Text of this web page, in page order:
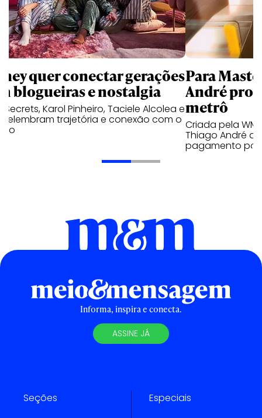
quer conectar gerações
blogueiras e nostalgia
Secrets, Karol Pinheiro, Taciele Alcolea e
relembram trajetória e conexão com o
Para
André
metrô
Criada pela
Thiago André
pagamento por
Informa, inspira e conecta.
ASSINE JÁ
Seções Especiais